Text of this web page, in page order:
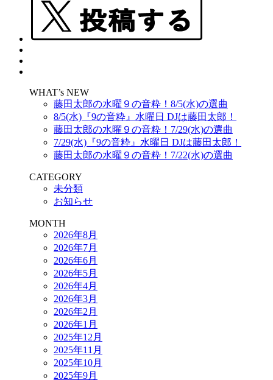
WHAT’s NEW
藤田太郎の水曜９の音粋！8/5(水)の選曲
8/5(水)『9の音粋』水曜日 DJは藤田太郎！
藤田太郎の水曜９の音粋！7/29(水)の選曲
7/29(水)『9の音粋』水曜日 DJは藤田太郎！
藤田太郎の水曜９の音粋！7/22(水)の選曲
CATEGORY
未分類
お知らせ
MONTH
2026年8月
2026年7月
2026年6月
2026年5月
2026年4月
2026年3月
2026年2月
2026年1月
2025年12月
2025年11月
2025年10月
2025年9月